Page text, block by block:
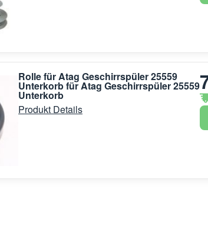
Rolle für Atag Geschirrspüler 25559
Unterkorb für Atag Geschirrspüler 25559
Unterkorb
Produkt Details